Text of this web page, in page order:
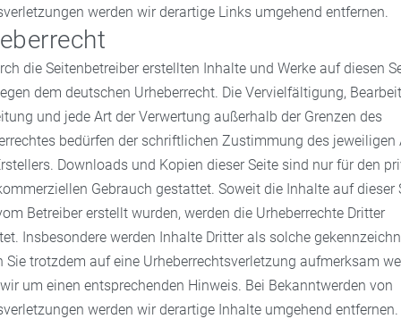
werden wir derartige Links umgehend entfernen.
die Seitenbetreiber erstellten Inhalte und Werke auf diesen
dem deutschen Urheberrecht. Die Vervielfältigung,
und jede Art der Verwertung außerhalb der Grenzen des
bedürfen der schriftlichen Zustimmung des jeweiligen
Downloads und Kopien dieser Seite sind nur für den
Gebrauch gestattet. Soweit die Inhalte auf dieser
Betreiber erstellt wurden, werden die Urheberrechte Dritter
Insbesondere werden Inhalte Dritter als solche
Sie trotzdem auf eine Urheberrechtsverletzung aufmerksam
um einen entsprechenden Hinweis. Bei Bekanntwerden von
werden wir derartige Inhalte umgehend entfernen.